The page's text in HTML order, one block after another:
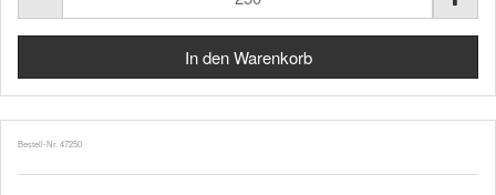
Bestell-Nr. 47250